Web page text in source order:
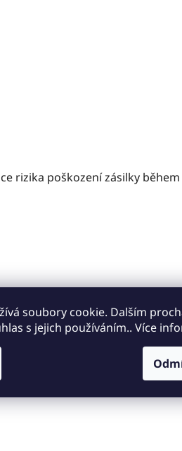
soubory cookie. Dalším
s jejich používáním.. Více
rizika poškození zásilky